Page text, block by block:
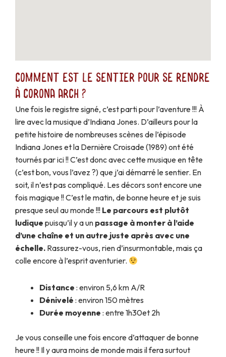
Comment est le sentier pour se rendre
à Corona Arch ?
Une fois le registre signé, c’est parti pour l’aventure !!! À
lire avec la musique d’Indiana Jones. D’ailleurs pour la
petite histoire de nombreuses scènes de l’épisode
Indiana Jones et la Dernière Croisade (1989) ont été
tournés par ici !! C’est donc avec cette musique en tête
(c’est bon, vous l’avez ?) que j’ai démarré le sentier. En
soit, il n’est pas compliqué. Les décors sont encore une
fois magique !! C’est le matin, de bonne heure et je suis
presque seul au monde !!! Le parcours est plutôt
ludique puisqu’il y a un passage à monter à l’aide
d’une chaîne et un autre juste après avec une
échelle. Rassurez-vous, rien d’insurmontable, mais ça
colle encore à l’esprit aventurier.
Distance : environ 5,6 km A/R
Dénivelé : environ 150 mètres
Durée moyenne : entre 1h30et 2h
Je vous conseille une fois encore d’attaquer de bonne
heure !! Il y aura moins de monde mais il fera surtout